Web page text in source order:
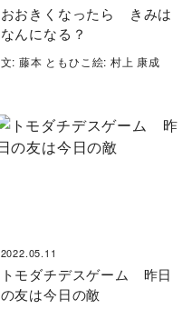
おおきくなったら きみは
なんになる？
文: 藤本 ともひこ絵: 村上 康成
2022.05.11
トモダチデスゲーム 昨日
の友は今日の敵